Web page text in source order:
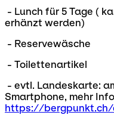
- Lunch für 5 Tage (
erhänzt werden)
- Reservewäsche
- Toilettenartikel
- evtl. Landeskarte:
Smartphone, mehr
https://